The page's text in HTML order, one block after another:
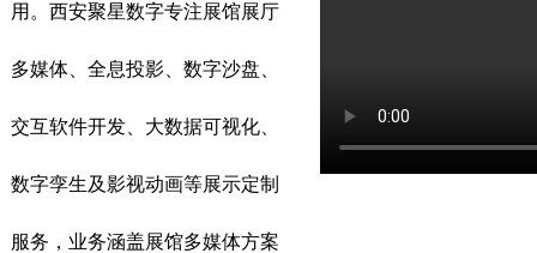
用。西安聚星数字专注展馆展厅
多媒体、全息投影、数字沙盘、
交互软件开发、大数据可视化、
数字孪生及影视动画等展示定制
服务，业务涵盖展馆多媒体方案